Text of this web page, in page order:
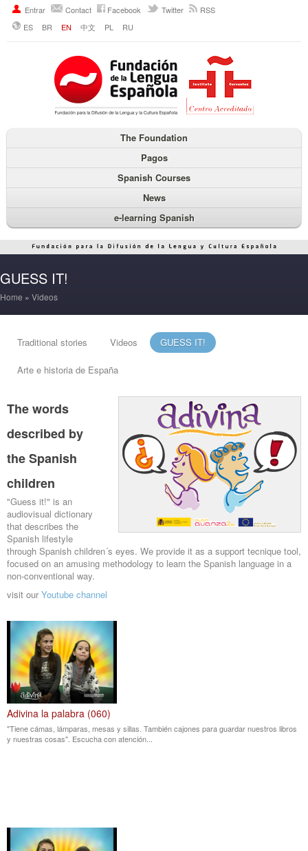
Entrar Contact Facebook Twitter
RSS
ES
BR EN 中文 PL RU
The Foundation
Pagos
Spanish Courses
News
e-learning Spanish
GUESS IT!
Home » Videos
Traditional stories Videos GUESS IT!
Arte e historia de España
The words
described by
the Spanish
children
"Guess it!" is an
audiovisual dictionary
that describes the
Spanish lifestyle
through Spanish children´s eyes. We provide it as a support tecnique tool,
focused on an amusing methodology to learn the Spanish language in a
non-conventional way.
visit our Youtube channel
Adivina la palabra (060)
"Tiene cámas, lámparas, mesas y sillas. También cajones para guardar nuestros libros
y nuestras cosas". Escucha con atención...